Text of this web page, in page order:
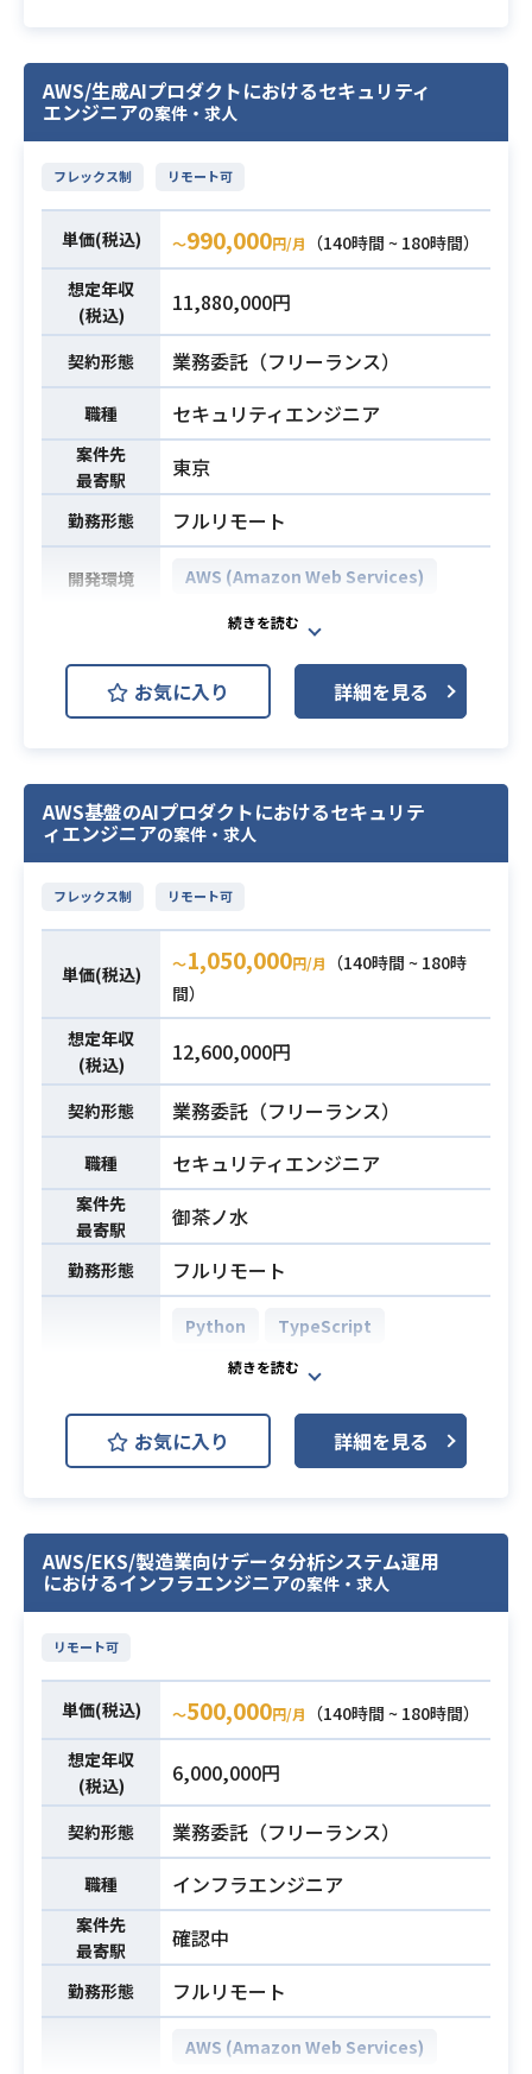
Node.js等）を用いたゼロイチフェー
ズでのWebアプリ実装経験
・上流の要件定義およびPdM（プロ
ダクトマネジメント）の能力
Kubernetes
業務内容
NOPS案件におけるAWSアーキテク
システム全体としての最適なAWSア
ーキテクチャの検討、および方式設
計を主導いただきます。
AWS各種サービスやコンテナ技術を
活用した技術検討をはじめ、
他メンバーとの議論推進、決定事項
のアプリケーション開発チームへの
展開や設計/製造への落とし込み支
援、
問題発生時の原因解析や説明対応な
ど幅広く対応していただきます。
・Pythonを用いた開発経験
・コンテナ（EKS, Kubernetes, Doc
ker）およびグラフDB等を含むモダ
ンなAWS環境での方式設計、および
・下記の技術スタックを用いたシス
テム構築、および方式設計に関する
ets Manager, CloudWatch, ALB, A
WS Private CA,
Security Group, Aurora, Nep
tune, ElastiCache, Redis, Dynamo
②AWS SDK：Boto3など
③コンテナ：Kubernetes, Docker
AWS/生成AIプロダクトにおけるセキュリティ
エンジニアの案件・求人
フレックス制 リモート可
単価(税込) 〜990,000円/月
（140時間 ~ 180時間）
想定年収
(税込)
11,880,000円
契約形態 業務委託（フリーランス）
職種 セキュリティエンジニア
案件先
最寄駅
東京
勤務形態 フルリモート
開発環境 AWS (Amazon Web Services)
業務内容
プロダクトセキュリティの専任エン
ジニアとして、CTOやエンジニア陣
と連携しながら、
セキュリティ方針の策定やプロンプ
するAIプロダクト固有の
セキュリティ設計・実装支援、DevS
ecOpsの推進などを幅広く担ってい
【仕事内容】
下記の業務を担っていただく想定で
す。
・セキュリティ方針の策定および推
進
・プロダクトセキュリティの設計・
実装支援（脅威モデリング、プロン
プトインジェクション対策やLLM出
力のフィルタリングなどAIプロダク
ト固有のセキュリティ対策）
進
・インシデント対応体制の構築
・開発チームへのセキュリティ知識
のイネーブリング（教育・啓発）
ャー（自社プロダクト保有）でのWe
bアプリケーションセキュリティ実務
ュアコードレビュー、脅威モデリン
グのいずれかの経験
・AI/LLMを活用したプロダクトにお
ョン対策、LLM出力のフィルタリン
グなど）
ュリティ設計・運用経験
・開発チームと連携してセキュリテ
ィ施策を推進した経験
お気に入り 詳細を見る
AWS基盤のAIプロダクトにおけるセキュリテ
ィエンジニアの案件・求人
フレックス制 リモート可
単価(税込) 〜1,050,000円/月
（140時間 ~ 180時
間）
想定年収
(税込)
12,600,000円
契約形態 業務委託（フリーランス）
職種 セキュリティエンジニア
案件先
最寄駅
御茶ノ水
勤務形態 フルリモート
Python
TypeScript
PostgreSQL
AWS (Amazon Web Services)
Docker
Terraform Next.js
業務内容
ジニアとして、
セキュリティガバナンスの確立をリ
ードしていただきます。
幅広く横断的にカバーしていただく
ポジションです。
【仕事内容】
下記の業務を担っていただく想定で
す。
・セキュリティ方針の策定および推
進（ポリシー、ロードマップ作成
等）
・プロダクト設計・実装段階におけ
る支援（脅威モデリング、認証・認
可レビュー等）
・AIプロダクト固有のセキュリティ
対策（プロンプトインジェクショ
お気に入り 詳細を見る
AWS/EKS/製造業向けデータ分析システム運用
におけるインフラエンジニアの案件・求人
リモート可
単価(税込) 〜500,000円/月
（140時間 ~ 180時間）
想定年収
(税込)
6,000,000円
契約形態 業務委託（フリーランス）
職種 インフラエンジニア
案件先
最寄駅
確認中
勤務形態 フルリモート
AWS (Amazon Web Services)